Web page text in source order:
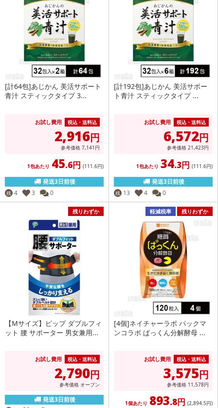
[計64包]あじかん 美活サポート
青汁 スティックタイプ 3...
お試し費用 税込・送料込
2,916円
参考価格 7,141 円
1包あたり 45.6円 (111 .6円)
発送3日前後
残 4 3 0
[計192包]あじかん 美活サポー
ト青汁 スティックタイプ ...
お試し費用 税込・送料込
6,572円
参考価格 21,423円
1包あたり 34.3円 (111 .6円)
発送3日前後
残 13 4 0
残りわずか
【Mサイズ】ピップ ダブルフィ
ット 腰 サポーター 男女兼用...
お試し費用 税込・送料込
2,790円
参考価格 オープン
発送3日前後
軽減税率 残りわずか
[4個]ネイチャーラボ パックマ
ンコラボ ぱっくん分解酵母 ...
お試し費用 税込・送料込
3,575円
参考価格 11,578円
1個あたり 893.8円 (2,894.5円)